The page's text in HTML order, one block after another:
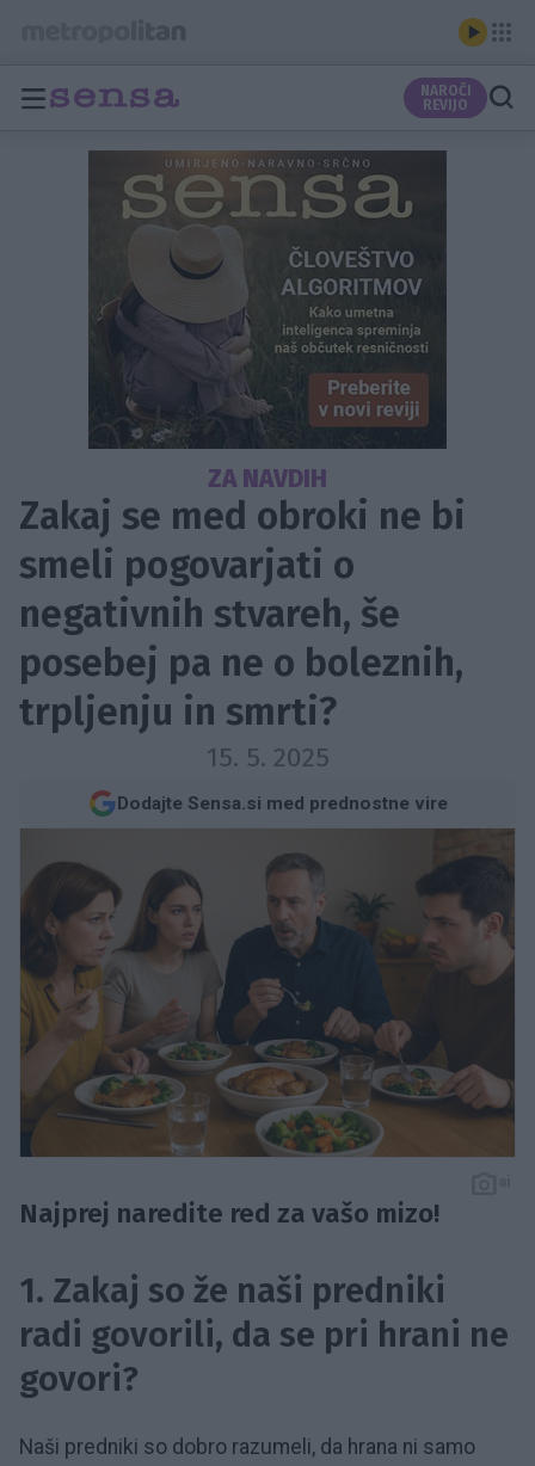
NAROČI
REVIJO
ZA NAVDIH
Zakaj se med obroki ne bi
smeli pogovarjati o
negativnih stvareh, še
posebej pa ne o boleznih,
trpljenju in smrti?
15. 5. 2025
Dodajte Sensa.si med prednostne vire
Najprej naredite red za vašo mizo!
1. Zakaj so že naši predniki
radi govorili, da se pri hrani ne
govori?
Naši predniki so dobro razumeli, da hrana ni samo